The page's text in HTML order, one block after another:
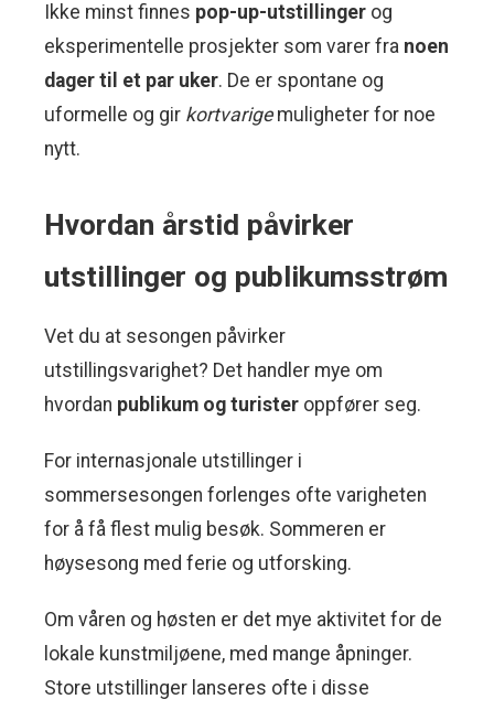
Ikke minst finnes pop-up-utstillinger og
eksperimentelle prosjekter som varer fra noen
dager til et par uker. De er spontane og
uformelle og gir kortvarigemuligheter for noe
nytt.
Hvordan årstid påvirker
utstillinger og publikumsstrøm
Vet du at sesongen påvirker
utstillingsvarighet? Det handler mye om
hvordan publikum og turister oppfører seg.
For internasjonale utstillinger i
sommersesongen forlenges ofte varigheten
for å få flest mulig besøk. Sommeren er
høysesong med ferie og utforsking.
Om våren og høsten er det mye aktivitet for de
lokale kunstmiljøene, med mange åpninger.
Store utstillinger lanseres ofte i disse